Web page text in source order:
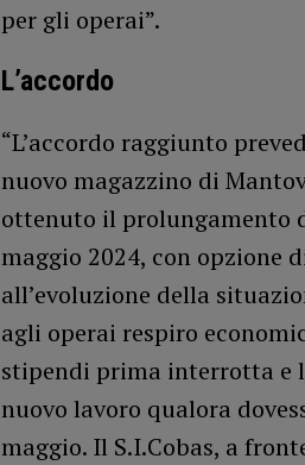
per gli operai”.
L’accordo
“L’accordo raggiunto
nuovo magazzino di
ottenuto il prolungamento
maggio 2024, con opzione
all’evoluzione della
agli operai respiro
stipendi prima interrotta e
nuovo lavoro qualora
maggio. Il S.I.Cobas, a